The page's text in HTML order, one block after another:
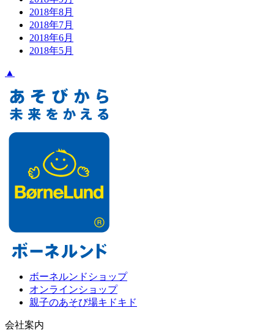
2018年8月
2018年7月
2018年6月
2018年5月
▲
ボーネルンドショップ
オンラインショップ
親子のあそび場キドキド
会社案内